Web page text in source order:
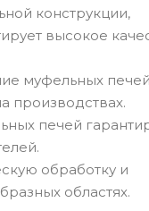
конструкции,
высокое
муфельных печей
производствах.
печей
обработку и
областях.